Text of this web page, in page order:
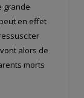
grande
en effet
alors de
morts